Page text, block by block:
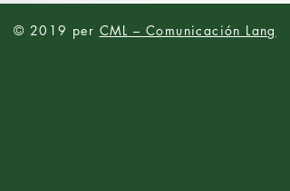
© 2019 per CML – Comunicación Lang